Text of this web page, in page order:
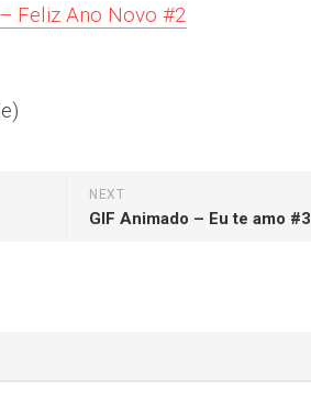
Feliz Ano Novo #2
NEXT
GIF Animado – Eu te amo #3